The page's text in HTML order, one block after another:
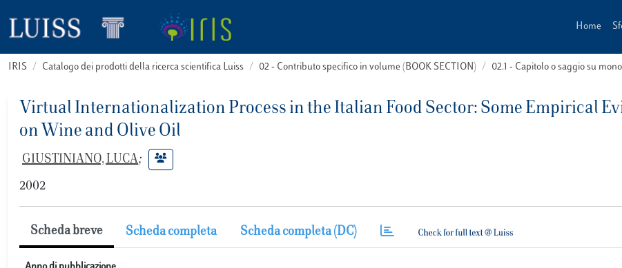
Home
IRIS Catalogo dei prodotti della ricerca scientifica Luiss 02 - Contributo specifico in volume (BOOK SECTION) 02.1 - Capitolo o saggio su
Virtual Internationalization Process in the Italian Food Sector: Some Empirical
on Wine and Olive Oil
GIUSTINIANO, LUCA;
2002
Scheda breve Scheda completa Scheda completa (DC)